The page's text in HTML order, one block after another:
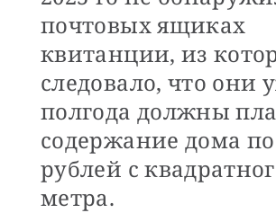
почтовых ящиках
квитанции, из
следовало, что они
полгода должны
содержание дома по
рублей с
метра.